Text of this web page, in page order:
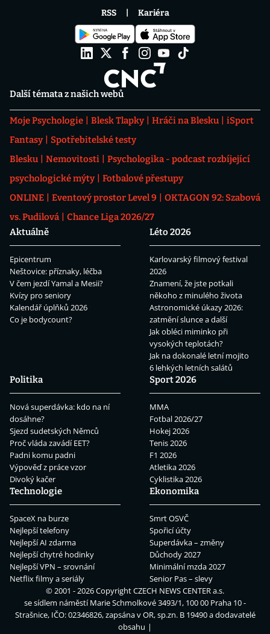
Další témata z našich webů
Moje Psychologie Blesk Tlapky Hráči na Blesku
iSport
Fantasy
Spotřebitelské testy
Blesku
Nemovitosti
Psychologika - podcast rozbíjející
psychologické mýty
Fotbalové přestupy
ONLINE
Eventový prostor Level 9
OKTAGON 92: Szabová
vs. Pudilová
Chance Liga 2026/27
Aktuálně
Epicentrum
Neštovice: příznaky, léčba
V čem jezdí Yamal a Mesii?
Kvízy pro seniory
Kalendář úplňků 2026
Co je bodycount?
Léto 2026
Karlovarský filmový festival
2026
Znamení, že jste potkali
někoho z minulého života
Astronomické úkazy 2026:
zatmění slunce a další
Jak obléci miminko při
vysokých teplotách?
Jak na dokonalé letní mojito
6 lehkých letních salátů
Politika
Nová superdávka: kdo na ní
dosáhne?
Sjezd sudetských Němců
Proč vláda zavádí EET?
Padni komu padni
Výpověď z práce vzor
Divoký kačer
Sport 2026
MMA
Fotbal 2026/27
Hokej 2026
Tenis 2026
F1 2026
Atletika 2026
Cyklistika 2026
Technologie
SpaceX na burze
Nejlepší telefony
Nejlepší AI zdarma
Nejlepší chytré hodinky
Nejlepší VPN – srovnání
Netflix filmy a seriály
Ekonomika
Smrt OSVČ
Spořicí účty
Superdávka – změny
Důchody 2027
Minimální mzda 2027
Senior Pas – slevy
RSS Kariéra
© 2001 - 2026 CopyrightCZECH NEWS CENTER a.s.
se sídlem náměstí Marie Schmolkové 3493/1, 100 00 Praha 10 -
Strašnice, IČO: 02346826, zapsána v OR, sp.zn. B 19490 a dodavatelé
obsahu